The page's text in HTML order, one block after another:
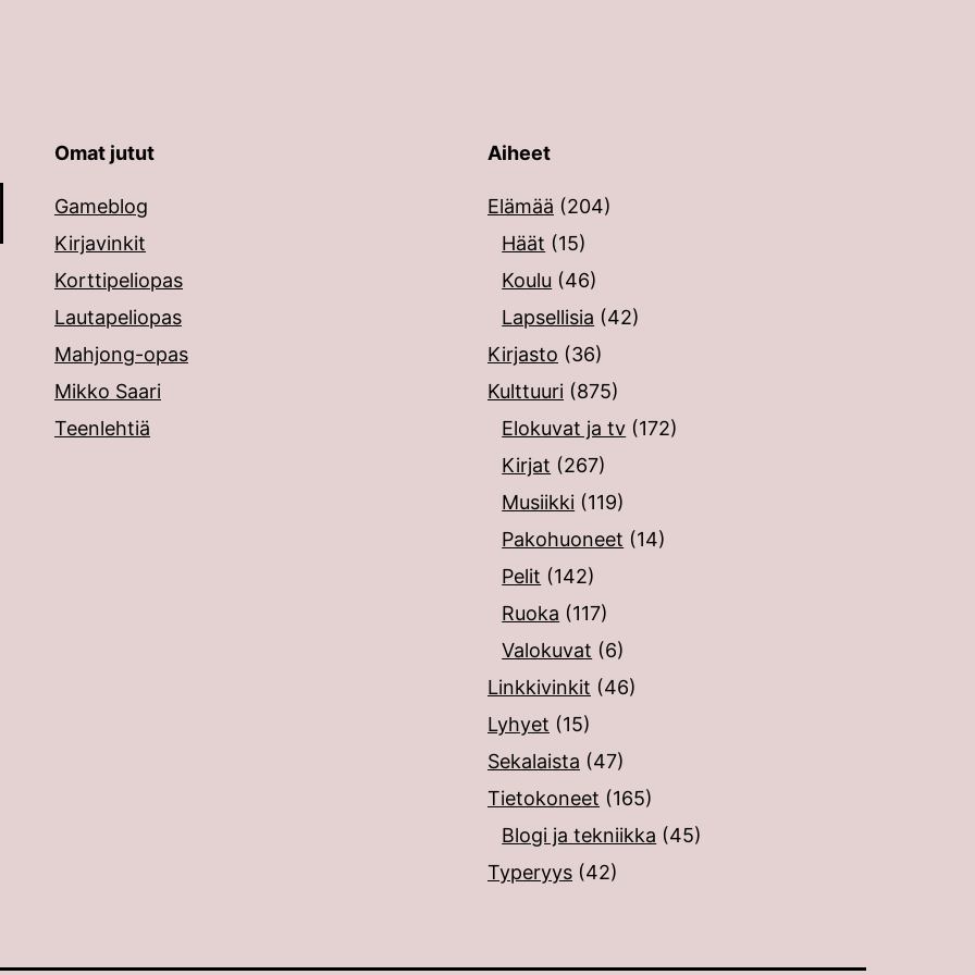
ylös ja alas ja siirtyä halutulle sivulle enterin painalluksella. Kosketusnäytöllisten laitteiden
Omat jutut
Gameblog
Kirjavinkit
Korttipeliopas
Lautapeliopas
Mahjong-opas
Mikko Saari
Teenlehtiä
Aiheet
Elämää (204)
Häät (15)
Koulu (46)
Lapsellisia (42)
Kirjasto (36)
Kulttuuri (875)
Elokuvat ja tv (172)
Kirjat (267)
Musiikki (119)
Pakohuoneet (14)
Pelit (142)
Ruoka (117)
Valokuvat (6)
Linkkivinkit (46)
Lyhyet (15)
Sekalaista (47)
Tietokoneet (165)
Blogi ja tekniikka (45)
Typeryys (42)